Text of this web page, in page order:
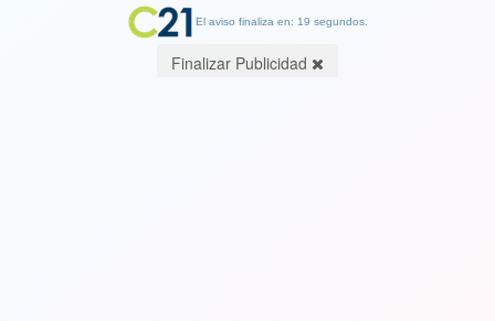
El aviso finaliza en: 19 segundos.
Finalizar Publicidad